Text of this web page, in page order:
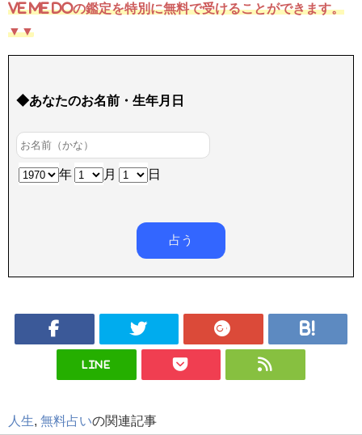
ve Me Doの鑑定を特別に無料で受けることができます。
▼▼
◆あなたのお名前・生年月日
年 月 日
LINE
人生 無料占いの関連記事